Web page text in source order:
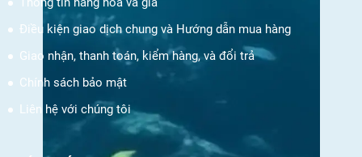
Điều kiện giao dịch chung và Hướng dẫn mua hàng
Giao nhận, thanh toán, kiểm hàng, và đổi trả
Chính sách bảo mật
Liên hệ với chúng tôi